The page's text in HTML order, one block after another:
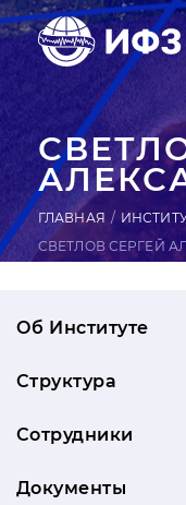
ГЛАВНАЯ
СВЕТЛОВ СЕРГЕЙ
Об Институте
Структура
Сотрудники
Документы